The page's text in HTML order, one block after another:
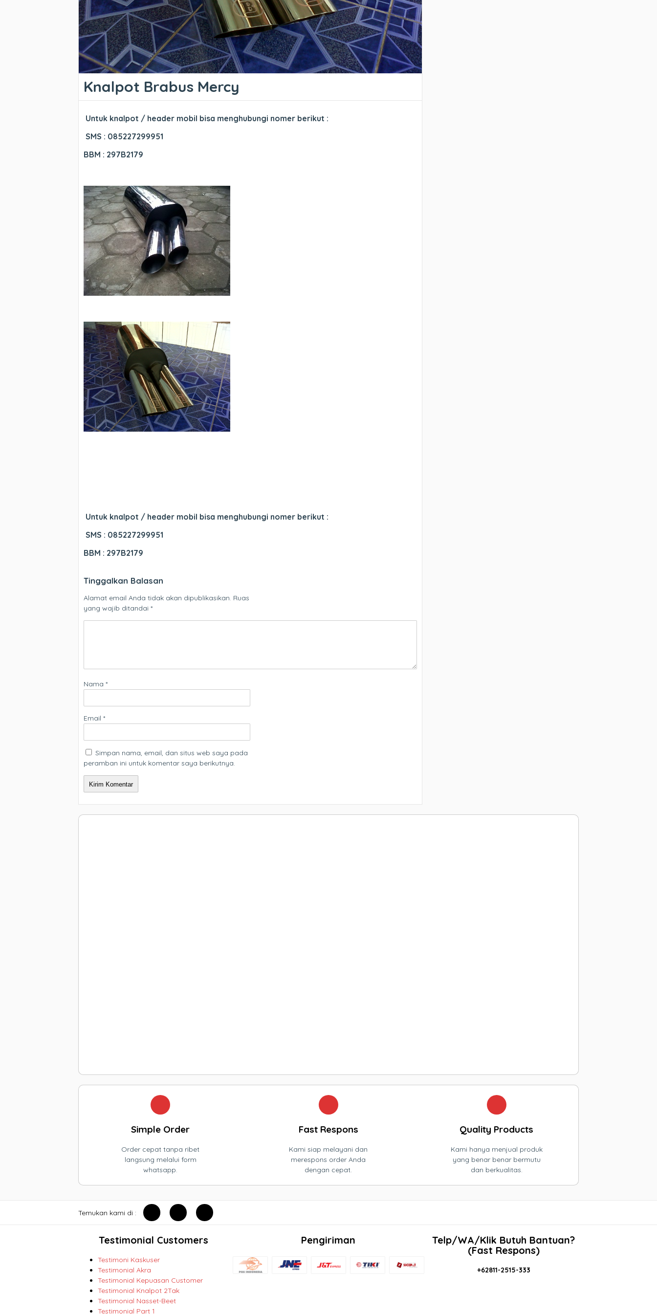
Knalpot Brabus Mercy
Untuk knalpot / header mobil bisa menghubungi nomer berikut :
SMS : 085227299951
BBM : 297B2179
Untuk knalpot / header mobil bisa menghubungi nomer berikut :
SMS : 085227299951
BBM : 297B2179
Tinggalkan Balasan
Alamat email Anda tidak akan dipublikasikan. Ruas
yang wajib ditandai *
Nama *
Email *
Simpan nama, email, dan situs web saya pada
peramban ini untuk komentar saya berikutnya.
Simple Order
Order cepat tanpa ribet
langsung melalui form
whatsapp.
Fast Respons
Kami siap melayani dan
merespons order Anda
dengan cepat.
Quality Products
Kami hanya menjual produk
yang benar benar bermutu
dan berkualitas.
Temukan kami di :
Testimonial Customers
Testimoni Kaskuser
Testimonial Akra
Testimonial Kepuasan Customer
Testimonial Knalpot 2Tak
Testimonial Nasset-Beet
Testimonial Part 1
Pengiriman
Telp/WA/Klik Butuh Bantuan?
(Fast Respons)
+62811-2515-333